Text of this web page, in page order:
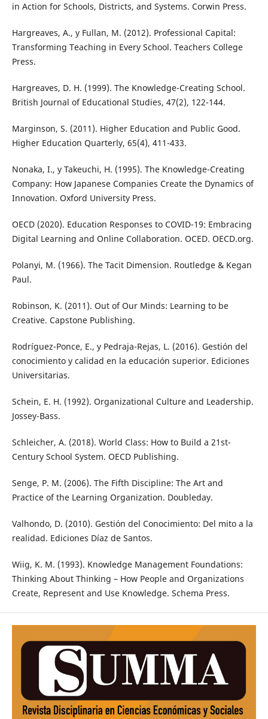
in Action for Schools, Districts, and Systems. Corwin Press.
Hargreaves, A., y Fullan, M. (2012). Professional Capital:
Transforming Teaching in Every School. Teachers College
Press.
Hargreaves, D. H. (1999). The Knowledge-Creating School.
British Journal of Educational Studies, 47(2), 122-144.
Marginson, S. (2011). Higher Education and Public Good.
Higher Education Quarterly, 65(4), 411-433.
Nonaka, I., y Takeuchi, H. (1995). The Knowledge-Creating
Company: How Japanese Companies Create the Dynamics of
Innovation. Oxford University Press.
OECD (2020). Education Responses to COVID-19: Embracing
Digital Learning and Online Collaboration. OCED. OECD.org.
Polanyi, M. (1966). The Tacit Dimension. Routledge & Kegan
Paul.
Robinson, K. (2011). Out of Our Minds: Learning to be
Creative. Capstone Publishing.
Rodríguez-Ponce, E., y Pedraja-Rejas, L. (2016). Gestión del
conocimiento y calidad en la educación superior. Ediciones
Universitarias.
Schein, E. H. (1992). Organizational Culture and Leadership.
Jossey-Bass.
Schleicher, A. (2018). World Class: How to Build a 21st-
Century School System. OECD Publishing.
Senge, P. M. (2006). The Fifth Discipline: The Art and
Practice of the Learning Organization. Doubleday.
Valhondo, D. (2010). Gestión del Conocimiento: Del mito a la
realidad. Ediciones Díaz de Santos.
Wiig, K. M. (1993). Knowledge Management Foundations:
Thinking About Thinking – How People and Organizations
Create, Represent and Use Knowledge. Schema Press.